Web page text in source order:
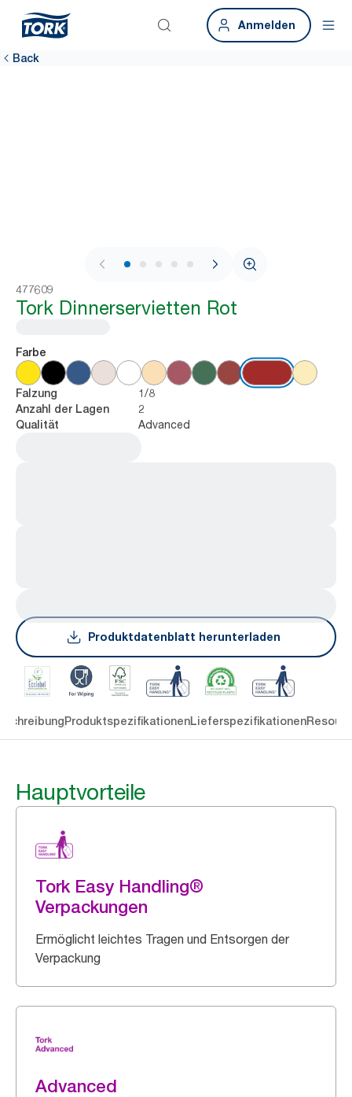
Anmelden
Back
1 / 6
477609
Tork Dinnerservietten Rot
Farbe
Falzung 1/8
Anzahl der Lagen 2
Qualität Advanced
Produktdatenblatt herunterladen
ProduktspezifikationenLieferspezifikationen
Hauptvorteile
Tork Easy Handling®
Verpackungen
Ermöglicht leichtes Tragen und Entsorgen der
Verpackung
Advanced